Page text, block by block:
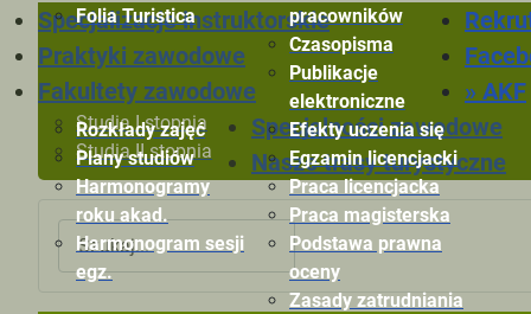
Folia Turistica
pracowników
Czasopisma
Publikacje
elektroniczne
Rozkłady zajęć
Plany studiów
Harmonogramy
roku akad.
Harmonogram sesji
egz.
Efekty uczenia się
Egzamin licencjacki
Praca licencjacka
Praca magisterska
Podstawa prawna
oceny
Zasady zatrudniania
» AKF
Specjalizacje instruktorskie
Praktyki zawodowe
Fakultety zawodowe
Studia I stopnia
Studia II stopnia
Specjalności zawodowe
Nasze trasy turystyczne
Szukaj